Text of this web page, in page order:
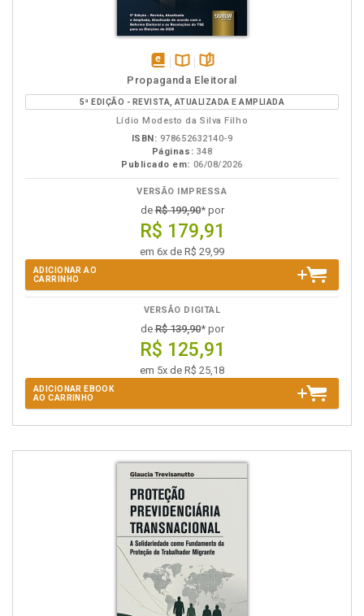
disponível
em
eBook
Disponível
na
B.V.
páginas
Propaganda Eleitoral
5ª EDIÇÃO - REVISTA, ATUALIZADA E AMPLIADA
Lídio Modesto da Silva Filho
ISBN: 978652632140-9
Páginas: 348
Publicado em: 06/08/2026
VERSÃO IMPRESSA
deR$ 199,90* por
R$ 179,91
em 6x de R$ 29,99
ADICIONAR AO
CARRINHO
VERSÃO DIGITAL
deR$ 139,90* por
R$ 125,91
em 5x de R$ 25,18
ADICIONAR EBOOK
AO CARRINHO